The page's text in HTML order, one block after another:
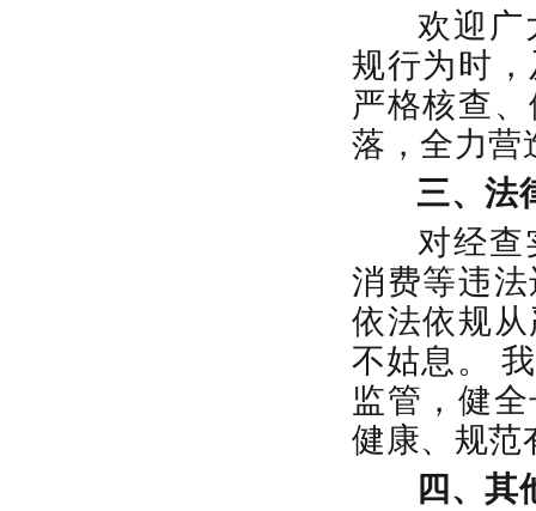
欢迎广
规行为时
严格核查
落，全力营
三、法
对经查
消费等违
依法依规
不姑息。
监管，健
健康、规范
四、其